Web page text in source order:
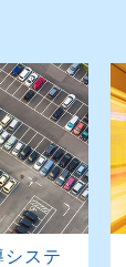
ステ